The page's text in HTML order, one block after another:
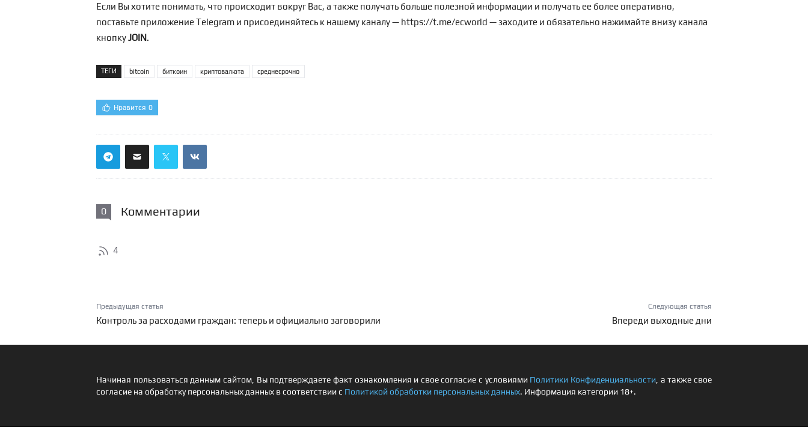
Если Вы хотите понимать, что происходит вокруг Вас, а также получать больше полезной информации и получать ее более оперативно,
поставьте приложение Telegram и присоединяйтесь к нашему каналу — https://t.me/ecworld — заходите и обязательно нажимайте внизу канала
кнопкуJOIN.
ТЕГИ bitcoin биткоин криптовалюта среднесрочно
Нравится 0
0 Комментарии
4
Предыдущая статья
Контроль за расходами граждан: теперь и официально заговорили
Следующая статья
Впереди выходные дни
Начиная пользоваться данным сайтом, Вы подтверждаете факт ознакомления и свое согласие с условиями Политики Конфиденциальности , а также свое
согласие на обработку персональных данных в соответствии с Политикой обработки персональных данных. Информация категории 18+.